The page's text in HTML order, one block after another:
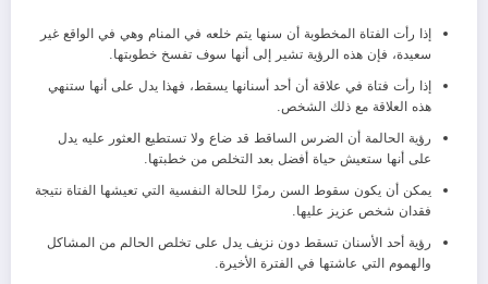
إذا رأت الفتاة المخطوبة أن سنها يتم خلعه في المنام وهي في الواقع غير
سعيدة، فإن هذه الرؤية تشير إلى أنها سوف تفسخ خطوبتها.
إذا رأت فتاة في علاقة أن أحد أسنانها يسقط، فهذا يدل على أنها ستنهي
هذه العلاقة مع ذلك الشخص.
رؤية الحالمة أن الضرس الساقط قد ضاع ولا تستطيع العثور عليه يدل
على أنها ستعيش حياة أفضل بعد التخلص من خطبتها.
يمكن أن يكون سقوط السن رمزًا للحالة النفسية التي تعيشها الفتاة نتيجة
فقدان شخص عزيز عليها.
رؤية أحد الأسنان تسقط دون نزيف يدل على تخلص الحالم من المشاكل
والهموم التي عاشتها في الفترة الأخيرة.